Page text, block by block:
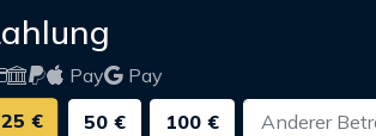
Pay
Pay
25 € 50 € 100 €